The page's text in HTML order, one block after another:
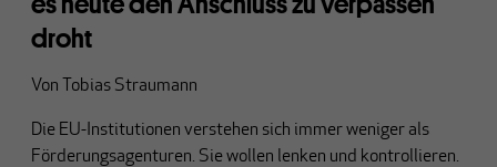
droht
Von Tobias Straumann
Die EU-Institutionen verstehen sich immer weniger als
Förderungsagenturen. Sie wollen lenken und kontrollieren.